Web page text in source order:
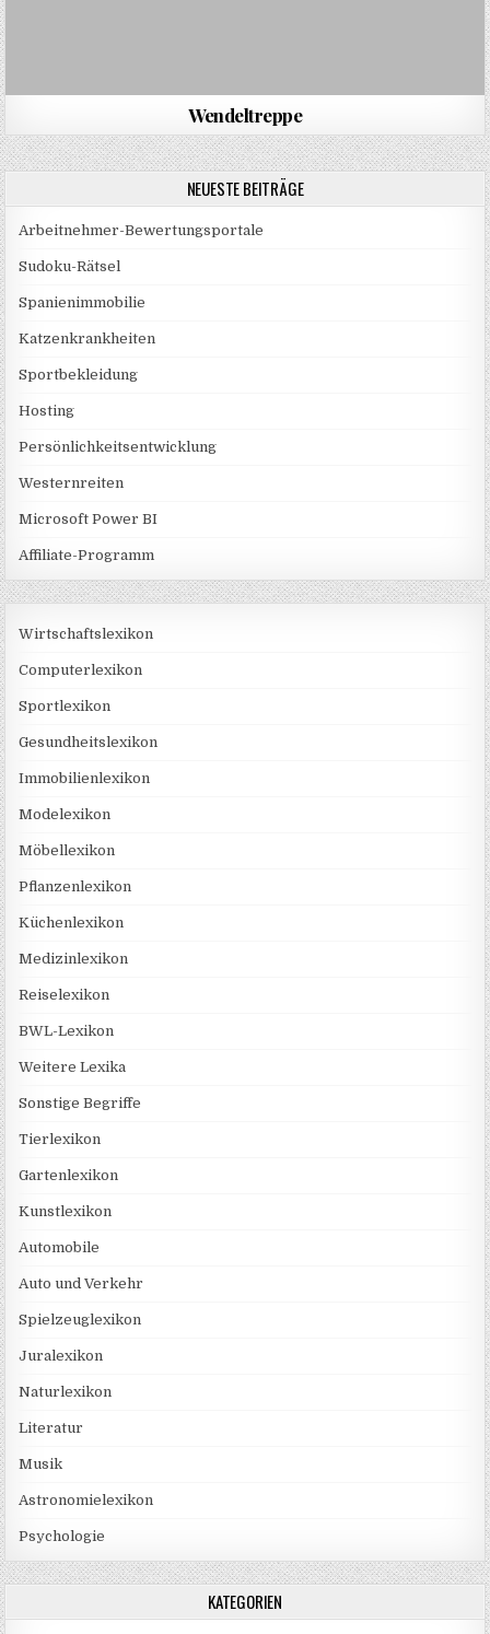
Wendeltreppe
NEUESTE BEITRÄGE
Arbeitnehmer-Bewertungsportale
Sudoku-Rätsel
Spanienimmobilie
Katzenkrankheiten
Sportbekleidung
Hosting
Persönlichkeitsentwicklung
Westernreiten
Microsoft Power BI
Affiliate-Programm
Wirtschaftslexikon
Computerlexikon
Sportlexikon
Gesundheitslexikon
Immobilienlexikon
Modelexikon
Möbellexikon
Pflanzenlexikon
Küchenlexikon
Medizinlexikon
Reiselexikon
BWL-Lexikon
Weitere Lexika
Sonstige Begriffe
Tierlexikon
Gartenlexikon
Kunstlexikon
Automobile
Auto und Verkehr
Spielzeuglexikon
Juralexikon
Naturlexikon
Literatur
Musik
Astronomielexikon
Psychologie
KATEGORIEN